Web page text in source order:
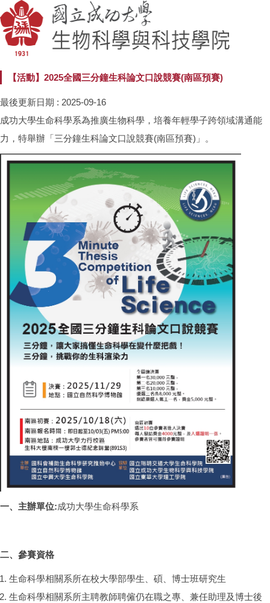
【活動】2025全國三分鐘生科論文口說競賽(南區預賽)
最後更新日期 : 2025-09-16
成功大學生命科學系為推廣生物科學，培養年輕學子跨領域溝通能
力，特舉辦「三分鐘生科論文口說競賽(南區預賽)」。
一、主辦單位:成功大學生命科學系
二、參賽資格
生命科學相關系所在校大學部學生、碩、博士班研究生
生命科學相關系所主聘教師聘僱仍在職之專、兼任助理及博士後